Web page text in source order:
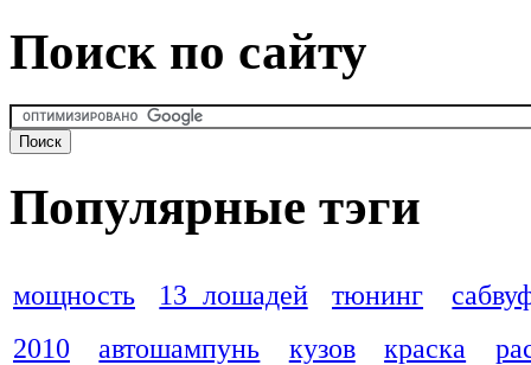
Поиск по сайту
Популярные тэги
мощность 13 лошадей тюнинг
2010
автошампунь кузов краска